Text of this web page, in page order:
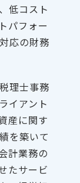
低コスト
パフォー
応の財務
理士事務
イアント
産に関す
を築いて
計業務の
たサービ